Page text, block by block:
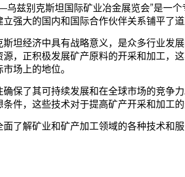
兹别克斯坦国际矿业冶金展览会”是一
强大的国内和国际合作伙伴关系铺平了道
坦经济中具有战略意义，是众多行业发
，正积极发展矿产原料的开采和加工，
场上的地位。
保了其可持续发展和在全球市场的竞争
件，这些技术对于提高矿产开采和加工
了解矿业和矿产加工领域的各种技术和